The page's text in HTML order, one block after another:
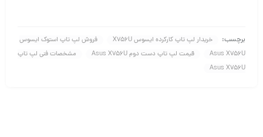
برچسب: خریدار لپ تاپ کارکرده ایسوس X756U
فروش لپ تاپ استوک ایسوس
Asus X756U
قیمت لپ تاپ دست دوم Asus X756U
مشخصات فنی لپ تاپ
Asus X756U